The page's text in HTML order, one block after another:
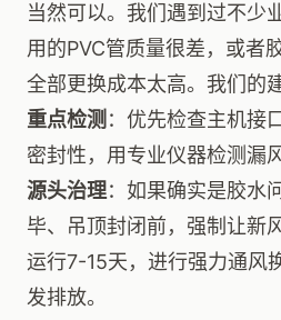
当然可以。我们遇到过不少
用的PVC管质量很差，或者
全部更换成本太高。我们的
重点检测 ：优先检查主机接
密封性，用专业仪器检测漏
源头治理：如果确实是胶水
毕、吊顶封闭前，强制让新
运行7-15天，进行强力通风
发排放。